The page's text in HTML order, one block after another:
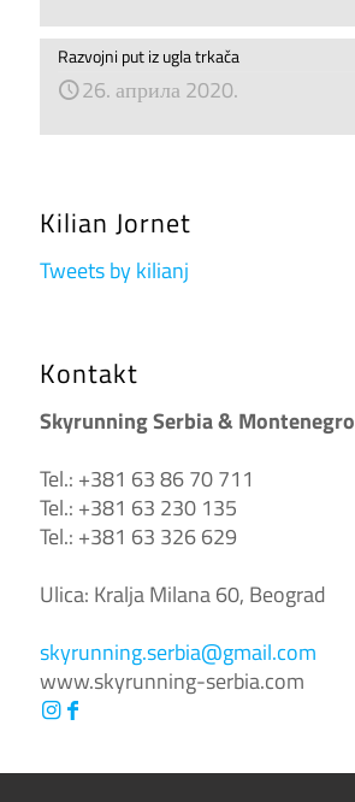
Razvojni put iz ugla trkača
26. априла 2020.
Kilian Jornet
Tweets by kilianj
Kontakt
Skyrunning Serbia & Montenegro
Tel.: +381 63 86 70 711
Tel.: +381 63 230 135
Tel.: +381 63 326 629
Ulica: Kralja Milana 60, Beograd
skyrunning.serbia@gmail.com
www.skyrunning-serbia.com